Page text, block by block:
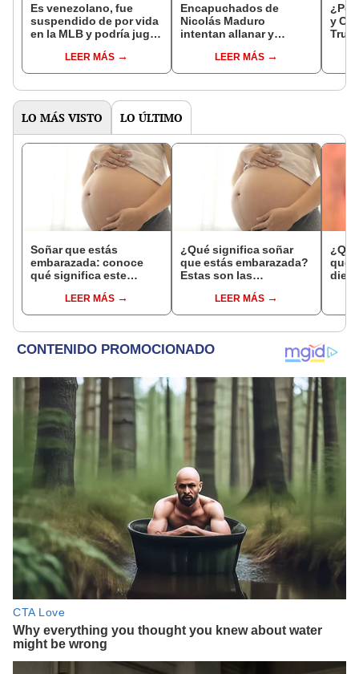
Es venezolano, fue
suspendido de por vida
en la MLB y podría jugar
la LVBP en el 2024
LEER MÁS
Encapuchados de
Nicolás Maduro
intentan allanar y
LGBTIQ+ Koddy
Campos
LEER MÁS
¿Por
y
LO MÁS VISTO LO ÚLTIMO
Soñar que estás
embarazada: conoce
qué significa este
LEER MÁS
¿Qué significa soñar
que estás embarazada?
Estas son las
comunesLEER MÁS
que